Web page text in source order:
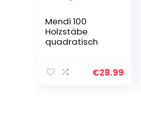
Mendi 100
Holzstäbe
quadratisch
€28.99